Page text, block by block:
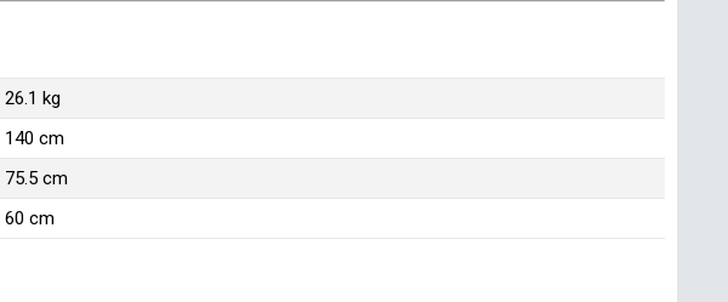
26.1 kg
140 cm
75.5 cm
60 cm